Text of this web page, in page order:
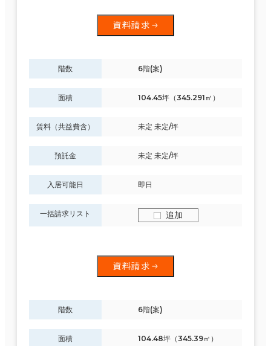
資料請求
階数 6階(案)
面積 104.45坪（345.291㎡）
賃料（共益費含） 未定 未定/坪
預託金 未定 未定/坪
入居可能日 即日
一括請求リスト 追加
資料請求
階数 6階(案)
面積 104.48坪（345.39㎡）